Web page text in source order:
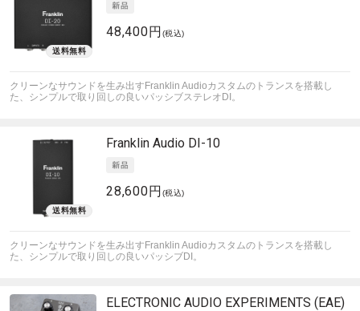
48,400円 (税込)
クリーンなサウンドを生み出すFranklin Audioカスタムのトランスを搭載し
た、シンプルで取り回しの良いパッシブステレオDI。
Franklin Audio DI-10
28,600円 (税込)
クリーンなサウンドを生み出すFranklin Audioカスタムのトランスを搭載し
た、シンプルで取り回しの良いパッシブDI。
ELECTRONIC AUDIO EXPERIMENTS (EAE)